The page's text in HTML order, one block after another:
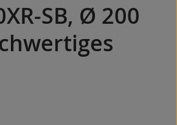
SB, Ø 200